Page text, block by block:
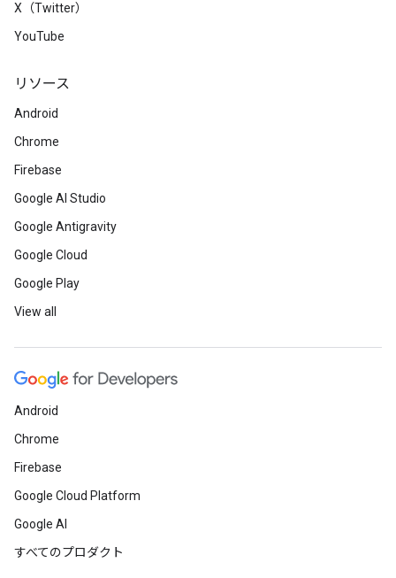
X（Twitter）
YouTube
リソース
Android
Chrome
Firebase
Google AI Studio
Google Antigravity
Google Cloud
Google Play
View all
Android
Chrome
Firebase
Google Cloud Platform
Google AI
すべてのプロダクト